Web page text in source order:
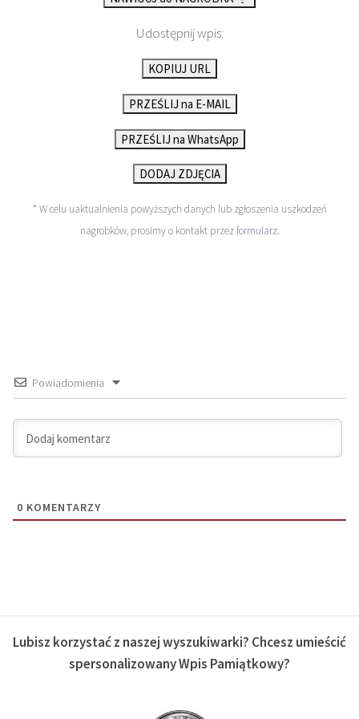
Udostępnij wpis:
KOPIUJ URL
PRZEŚLIJ na E-MAIL
PRZEŚLIJ na WhatsApp
DODAJ ZDJĘCIA
* W celu uaktualnienia powyższych danych lub zgłoszenia uszkodzeń
nagrobków, prosimy o kontakt przezformularz.
Powiadomienia
0 KOMENTARZY
Lubisz korzystać z naszej wyszukiwarki? Chcesz umieścić
spersonalizowany Wpis Pamiątkowy?